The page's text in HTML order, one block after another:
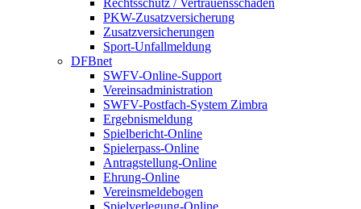
Rechtsschutz / Vertrauensschaden
PKW-Zusatzversicherung
Zusatzversicherungen
Sport-Unfallmeldung
DFBnet
SWFV-Online-Support
Vereinsadministration
SWFV-Postfach-System Zimbra
Ergebnismeldung
Spielbericht-Online
Spielerpass-Online
Antragstellung-Online
Ehrung-Online
Vereinsmeldebogen
Spielverlegung-Online